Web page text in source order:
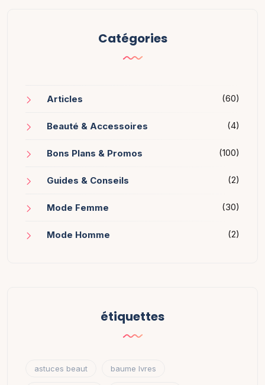
Catégories
Articles (60)
Beauté & Accessoires (4)
Bons Plans & Promos (100)
Guides & Conseils (2)
Mode Femme (30)
Mode Homme (2)
étiquettes
astuces beaut baume lvres